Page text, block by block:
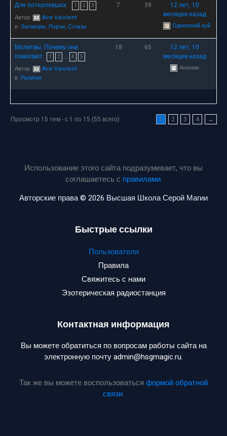
Для потерпевших. 1 2 3
Автор:
Aire Vaiolent
в: Заговоры, Порчи, Сглазы
7 39
12 лет, 10
месяцев назад
Одноногий куй
Молитвы. Почему они
помогают
1 2 … 4 5
Автор:
Aire Vaiolent
в: Религия
18 65
12 лет, 10
месяцев назад
Аноним
Просмотр 15 тем - с 1 по 15 (55 всего) 1 2 3 4 →
Использование этого сайта подразумевает, что вы
соглашаетесь с правилами.
Авторские права © 2026 Высшая Школа Серой Магии
Быстрые ссылки
Пользователи
Правила
Свяжитесь с нами
Эзотерическая радиостанция
Контактная информация
Вы можете обратиться по вопросам работы сайта на
электронную почту admin@hsgmagic.ru.
Так же вы можете воспользоваться формой обратной
связи.